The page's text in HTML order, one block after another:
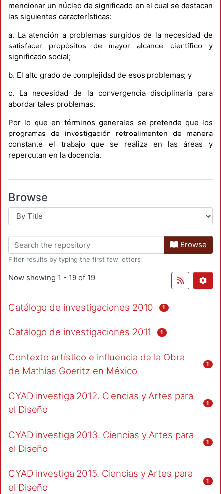
mencionar un núcleo de significado en el cual se destacan
las siguientes características:
a. La atención a problemas surgidos de la necesidad de
satisfacer propósitos de mayor alcance científico y
significado social;
b. El alto grado de complejidad de esos problemas; y
c. La necesidad de la convergencia disciplinaria para
abordar tales problemas.
Por lo que en términos generales se pretende que los
programas de investigación retroalimenten de manera
constante el trabajo que se realiza en las áreas y
repercutan en la docencia.
Browse
Browse
Filter results by typing the first few letters
Now showing 1 - 19 of 19
Catálogo de investigaciones 2010 1
Catálogo de investigaciones 2011 1
Contexto artístico e influencia de la Obra
de Mathías Goeritz en México
1
CYAD investiga 2012. Ciencias y Artes para
el Diseño
1
CYAD investiga 2013. Ciencias y Artes para
el Diseño
1
CYAD investiga 2015. Ciencias y Artes para
el Diseño
1